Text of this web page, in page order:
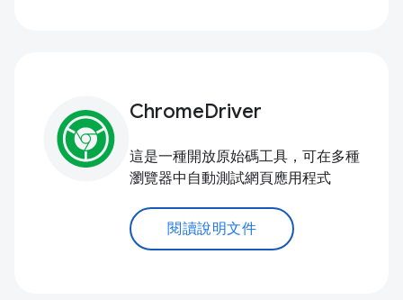
ChromeDriver
這是一種開放原始碼工具，可在多種
瀏覽器中自動測試網頁應用程式
閱讀說明文件